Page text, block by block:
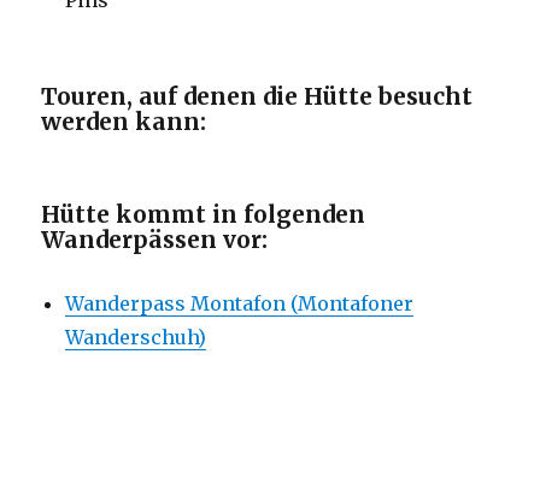
Touren, auf denen die Hütte besucht
werden kann:
Hütte kommt in folgenden
Wanderpässen vor:
Wanderpass Montafon (Montafoner
Wanderschuh)